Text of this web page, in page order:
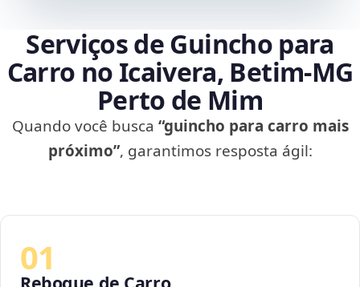
Serviços de Guincho para
Carro no Icaivera, Betim‑MG
Perto de Mim
Quando você busca “guincho para carro mais
próximo”, garantimos resposta ágil:
01